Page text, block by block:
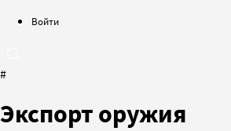
Войти
#
Экспорт оружия